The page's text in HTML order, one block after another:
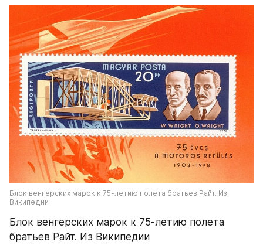
Блок венгерских марок к 75-летию полета братьев Райт. Из
Википедии
Блок венгерских марок к 75-летию полета
братьев Райт. Из Википедии